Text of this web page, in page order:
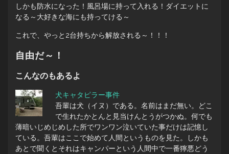
しかも防水になった！風呂場に持って入れる！ダイエットに
なる～大好きな海にも持ってける～
これで、やっと2台持ちから解放される～！！！
自由だ～！
こんなのもあるよ
犬キャタピラー事件
吾輩は犬（イヌ）である。名前はまだ無い。どこ
で生れたかとんと見当けんとうがつかぬ。何でも
薄暗いじめじめした所でワンワン泣いていた事だけは記憶し
ている。吾輩はここで始めて人間というものを見た。しかも
あとで聞くとそれはキャンパーという人間中で一番獰悪どう